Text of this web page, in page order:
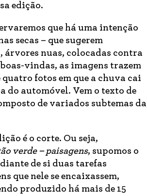
edição.
que há uma intenção
secas – que sugerem
árvores nuas, colocadas contra
vindas, as imagens trazem
quatro fotos em que a chuva cai
do automóvel. Vem o texto de
de variados subtemas da
é o corte. Ou seja,
verde – paisagens, supomos o
de si duas tarefas
que nele se encaixassem,
produzido há mais de 15